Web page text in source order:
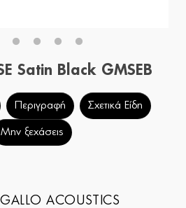
Satin Black GMSEB
Περιγραφή Σχετικά Είδη
Μην ξεχάσεις
GALLO ACOUSTICS